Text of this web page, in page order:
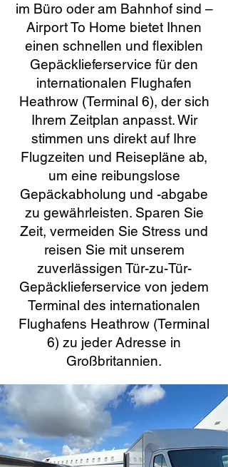
im Büro oder am Bahnhof sind –
Airport To Home bietet Ihnen
einen schnellen und flexiblen
Gepäcklieferservice für den
internationalen Flughafen
Heathrow (Terminal 6), der sich
Ihrem Zeitplan anpasst. Wir
stimmen uns direkt auf Ihre
Flugzeiten und Reisepläne ab,
um eine reibungslose
Gepäckabholung und -abgabe
zu gewährleisten. Sparen Sie
Zeit, vermeiden Sie Stress und
reisen Sie mit unserem
zuverlässigen Tür-zu-Tür-
Gepäcklieferservice von jedem
Terminal des internationalen
Flughafens Heathrow (Terminal
6) zu jeder Adresse in
Großbritannien.